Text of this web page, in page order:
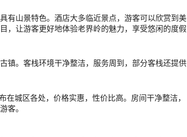
有山景特色。酒店大多临近景点，游客可以欣赏到美
，让游客更好地体验老界岭的魅力，享受悠闲的度假
镇。客栈环境干净整洁，服务周到，部分客栈还提供
在城区各处，价格实惠，性价比高。房间干净整洁，
客。